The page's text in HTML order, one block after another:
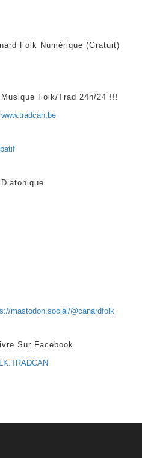
Folk Numérique (gratuit)
Folk/Trad 24h/24 !!!
www.tradcan.be
mastodon.social/@canardfolk
Sur Facebook